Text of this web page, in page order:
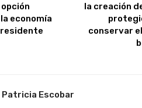
economía
la creación
conservar
Patricia Escobar